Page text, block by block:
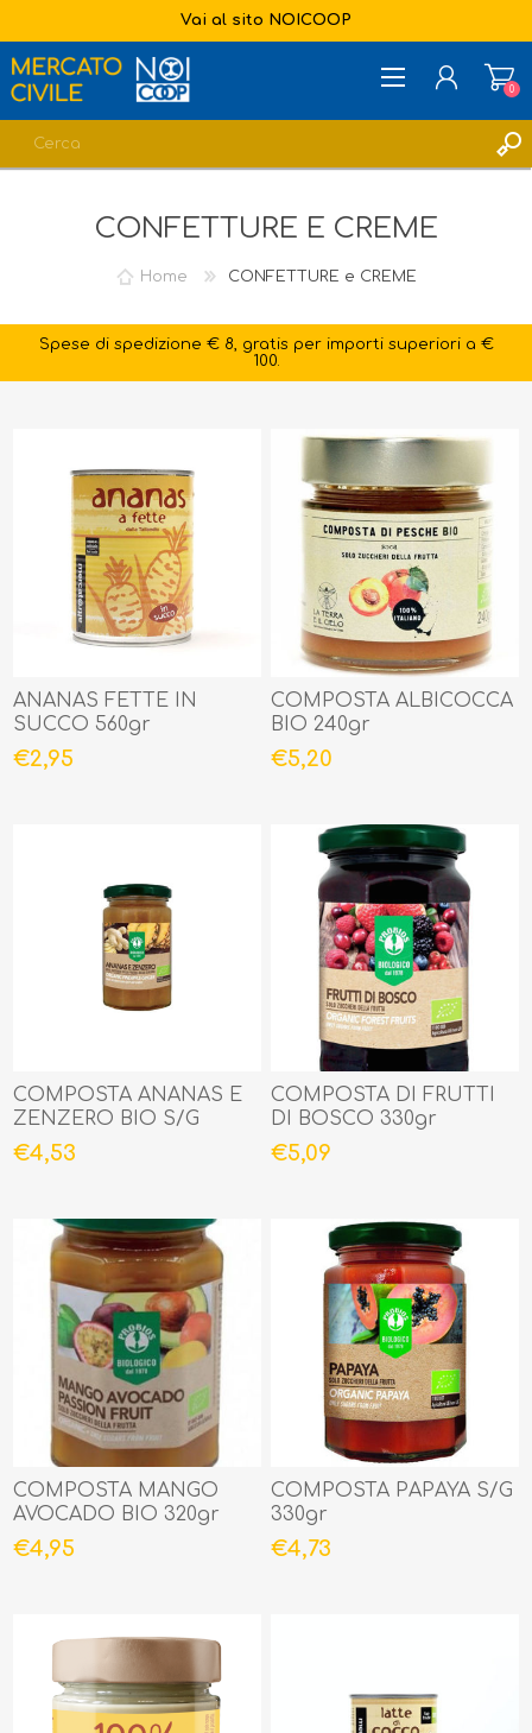
Vai al sito NOICOOP
ACCESSO
0
CONFETTURE E CREME
Home CONFETTURE e CREME
Spese di spedizione € 8, gratis per importi superiori a €
100.
ANANAS FETTE IN
SUCCO 560gr
€2,95
COMPOSTA ALBICOCCA
BIO 240gr
€5,20
COMPOSTA ANANAS E
ZENZERO BIO S/G
320gr
€4,53
COMPOSTA DI FRUTTI
DI BOSCO 330gr
€5,09
COMPOSTA MANGO
AVOCADO BIO 320gr
€4,95
COMPOSTA PAPAYA S/G
330gr
€4,73